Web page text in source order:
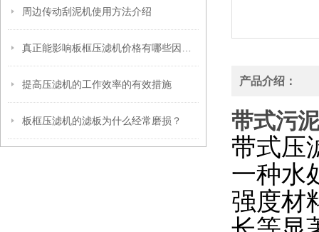
周边传动刮泥机使用方法介绍
提高压滤机的工作效率的有效措施
板框压滤机的滤板为什么经常磨损？
产品介绍：
带式污
带式压
一种水
强度材